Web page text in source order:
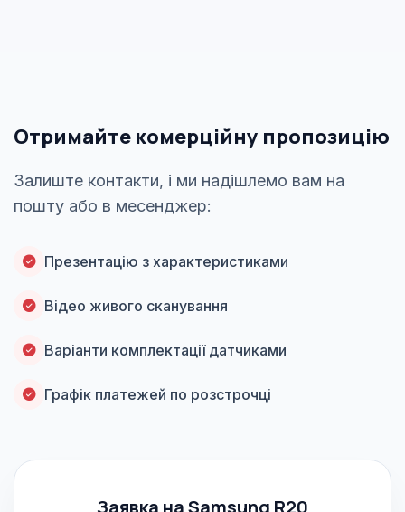
Отримайте комерційну пропозицію
Залиште контакти, і ми надішлемо вам на
пошту або в месенджер:
Презентацію з характеристиками
Відео живого сканування
Варіанти комплектації датчиками
Графік платежей по розстрочці
Заявка на Samsung R20